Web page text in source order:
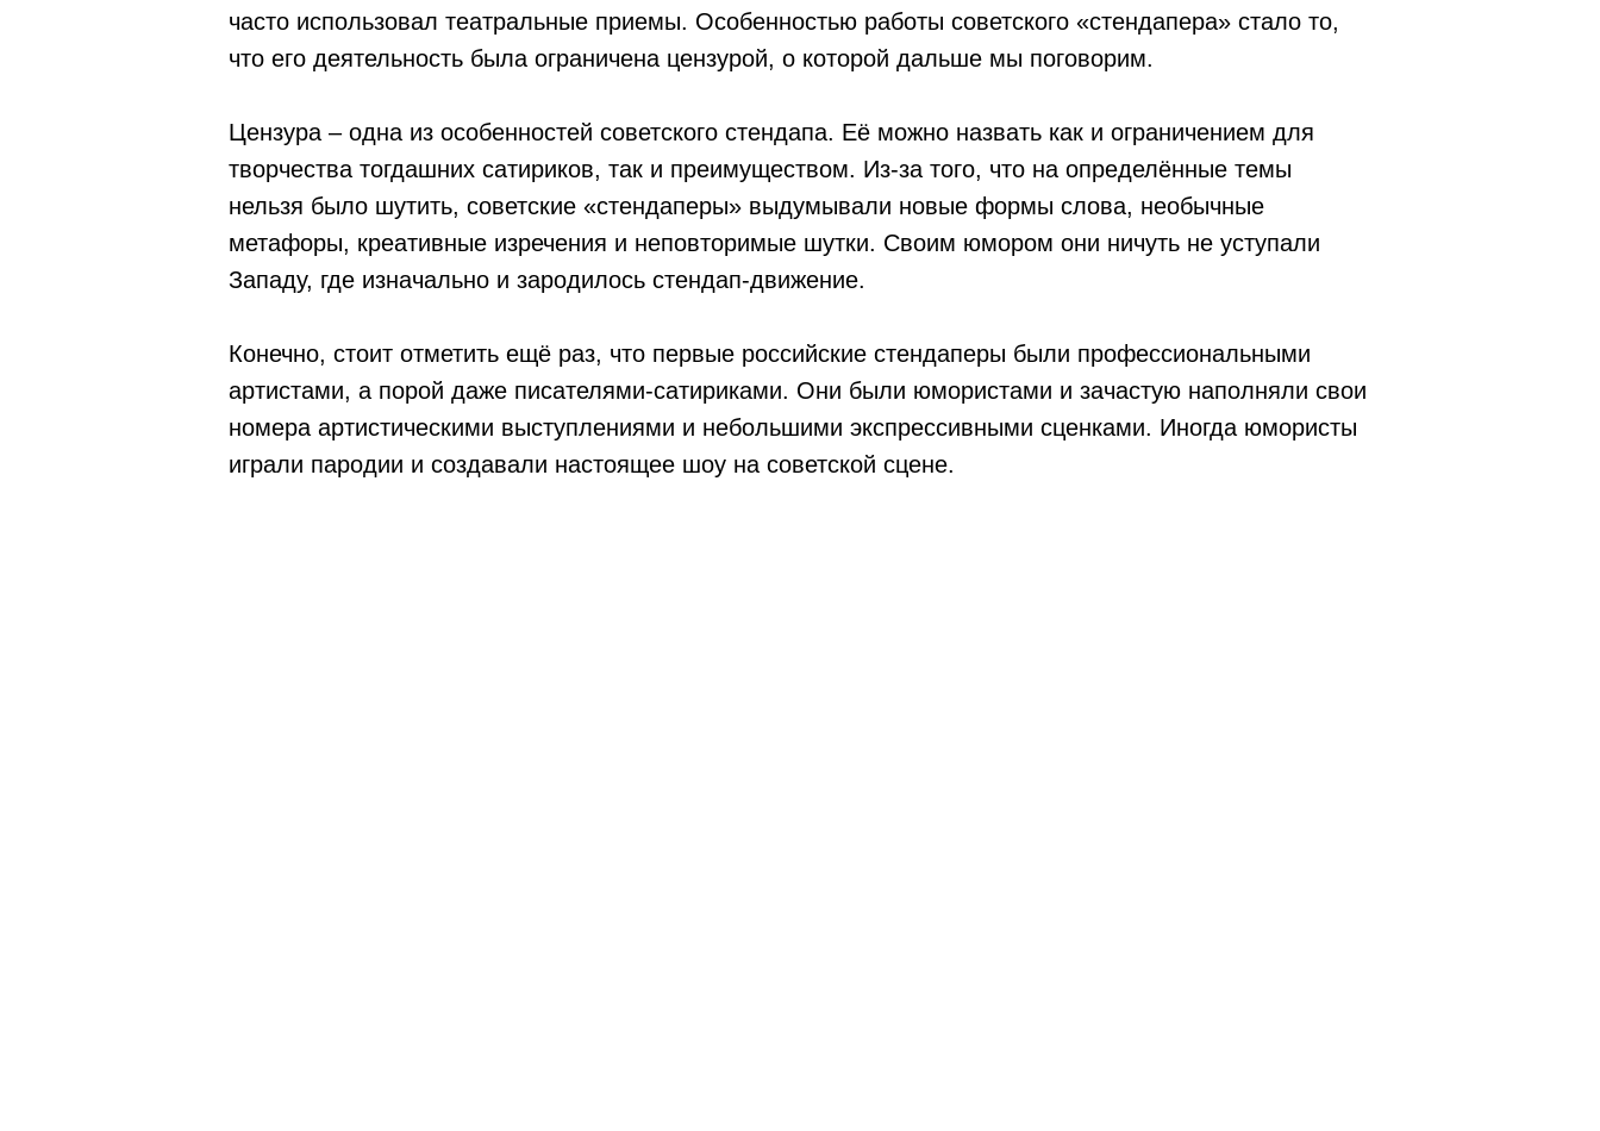
часто использовал театральные приемы. Особенностью работы советского «стендапера» стало то,
что его деятельность была ограничена цензурой, о которой дальше мы поговорим.
Цензура – одна из особенностей советского стендапа. Её можно назвать как и ограничением для
творчества тогдашних сатириков, так и преимуществом. Из-за того, что на определённые темы
нельзя было шутить, советские «стендаперы» выдумывали новые формы слова, необычные
метафоры, креативные изречения и неповторимые шутки. Своим юмором они ничуть не уступали
Западу, где изначально и зародилось стендап-движение.
Конечно, стоит отметить ещё раз, что первые российские стендаперы были профессиональными
артистами, а порой даже писателями-сатириками. Они были юмористами и зачастую наполняли свои
номера артистическими выступлениями и небольшими экспрессивными сценками. Иногда юмористы
играли пародии и создавали настоящее шоу на советской сцене.